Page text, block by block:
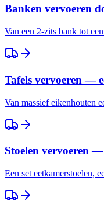
Banken vervoeren
Van een 2-zits bank tot
Tafels vervoeren —
Van massief eikenhouten
Stoelen vervoeren —
Een set eetkamerstoelen,